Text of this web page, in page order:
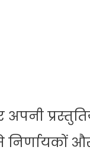
निर्णायकों